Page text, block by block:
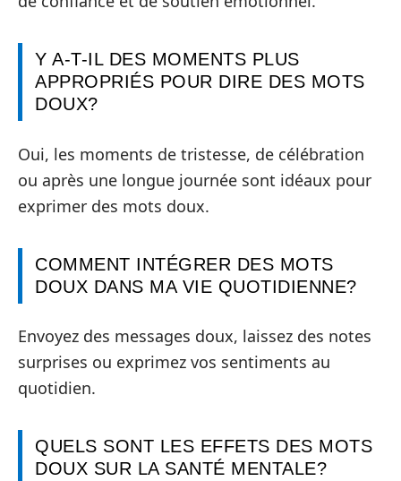
Y A-T-IL DES MOMENTS PLUS
APPROPRIÉS POUR DIRE DES MOTS
DOUX?
Oui, les moments de tristesse, de célébration
ou après une longue journée sont idéaux pour
exprimer des mots doux.
COMMENT INTÉGRER DES MOTS
DOUX DANS MA VIE QUOTIDIENNE?
Envoyez des messages doux, laissez des notes
surprises ou exprimez vos sentiments au
quotidien.
QUELS SONT LES EFFETS DES MOTS
DOUX SUR LA SANTÉ MENTALE?